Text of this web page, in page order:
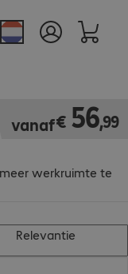
werkruimte te
vanaf€ 56,99
€ 56,99
Relevantie